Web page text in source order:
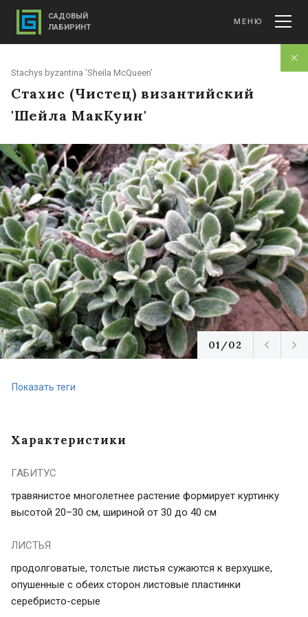
Stachys byzantina 'Sheila McQueen'
Стахис (Чистец) византийский
'Шейла МакКуин'
01/02
Показать теги
Характеристики
ГАБИТУС
травянистое многолетнее растение формирует куртинку
высотой 20–30 см, шириной от 30 до 40 см
ЛИСТЬЯ
продолговатые, толстые листья сужаются к верхушке,
опушенные с обеих сторон листовые пластинки
серебристо-серые
САДОВЫЙ
ЛАБИРИНТ
МЕНЮ